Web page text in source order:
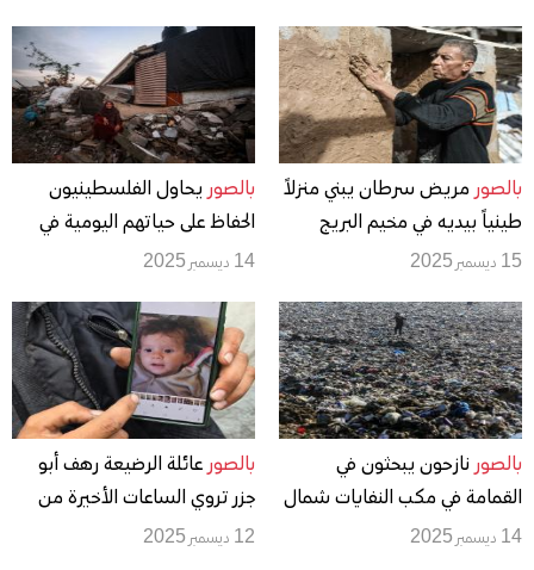
بالصور مريض سرطان يبني منزلاً
طينياً بيديه في مخيم البريج
وسط قطاع غزة
15 ديسمبر 2025
بالصور يحاول الفلسطينيون
الحفاظ على حياتهم اليومية في
مبانٍ مدمرة جزئيًا بعد أن غمرت
نازحين في جباليا
14 ديسمبر 2025
بالصور نازحون يبحثون في
القمامة في مكب النفايات شمال
خان يونس
14 ديسمبر 2025
بالصور عائلة الرضيعة رهف أبو
جزر تروي الساعات الأخيرة من
حياتها قبل وفاتها من البرد
12 ديسمبر 2025